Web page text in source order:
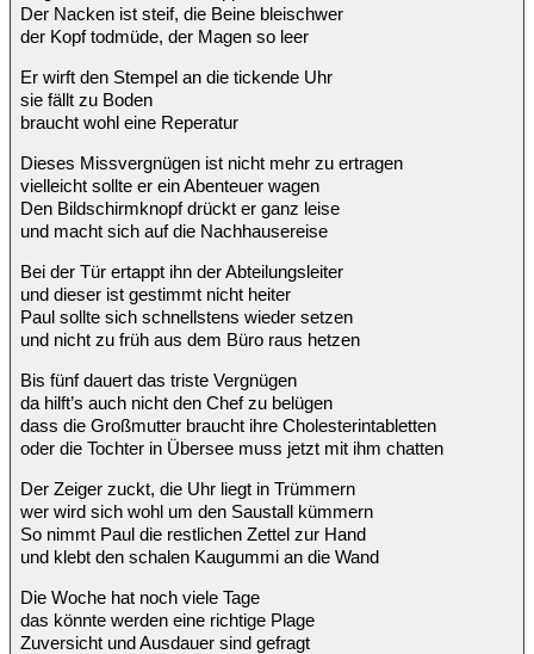
Der Nacken ist steif, die Beine bleischwer
der Kopf todmüde, der Magen so leer
Er wirft den Stempel an die tickende Uhr
sie fällt zu Boden
braucht wohl eine Reperatur
Dieses Missvergnügen ist nicht mehr zu ertragen
vielleicht sollte er ein Abenteuer wagen
Den Bildschirmknopf drückt er ganz leise
und macht sich auf die Nachhausereise
Bei der Tür ertappt ihn der Abteilungsleiter
und dieser ist gestimmt nicht heiter
Paul sollte sich schnellstens wieder setzen
und nicht zu früh aus dem Büro raus hetzen
Bis fünf dauert das triste Vergnügen
da hilft’s auch nicht den Chef zu belügen
dass die Großmutter braucht ihre Cholesterintabletten
oder die Tochter in Übersee muss jetzt mit ihm chatten
Der Zeiger zuckt, die Uhr liegt in Trümmern
wer wird sich wohl um den Saustall kümmern
So nimmt Paul die restlichen Zettel zur Hand
und klebt den schalen Kaugummi an die Wand
Die Woche hat noch viele Tage
das könnte werden eine richtige Plage
Zuversicht und Ausdauer sind gefragt